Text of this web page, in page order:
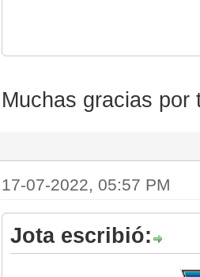
Muchas gracias
17-07-2022, 05:57 PM
Jota escribió: